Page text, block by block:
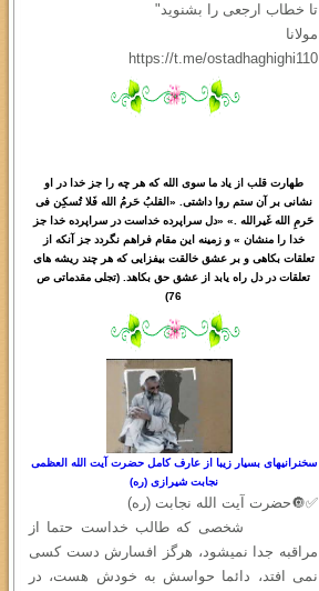
تا خطاب ارجعی را بشنوید"
مولانا
https://t.me/ostadhaghighi110
طهارت قلب از یاد ما سوی الله که هر چه را جز خدا در او
نشانی بر آن ستم روا داشتی. «القلبُ حَرمُ الله فَلا تُسکِن فی
حَرمِ الله غَیرالله .» «دل سراپرده خداست در سراپرده خدا جز
خدا را منشان » و زمینه این مقام فراهم نگردد جز آنکه از
تعلقات بکاهی و بر عشق خالقت بیفزایی که هر چند ریشه های
تعلقات در دل راه یابد از عشق حق بکاهد. (تجلی مقدماتی ص
76)
سخنرانیهای بسیار زیبا از عارف کامل حضرت آیت الله العظمی
نجابت شیرازی (ره)
✅🔘حضرت آیت الله نجابت (ره)
شخصی که طالب خداست حتما از
مراقبه جدا نمیشود، هرگز افسارش دست کسی
نمی افتد، دائما حواسش به خودش هست، در